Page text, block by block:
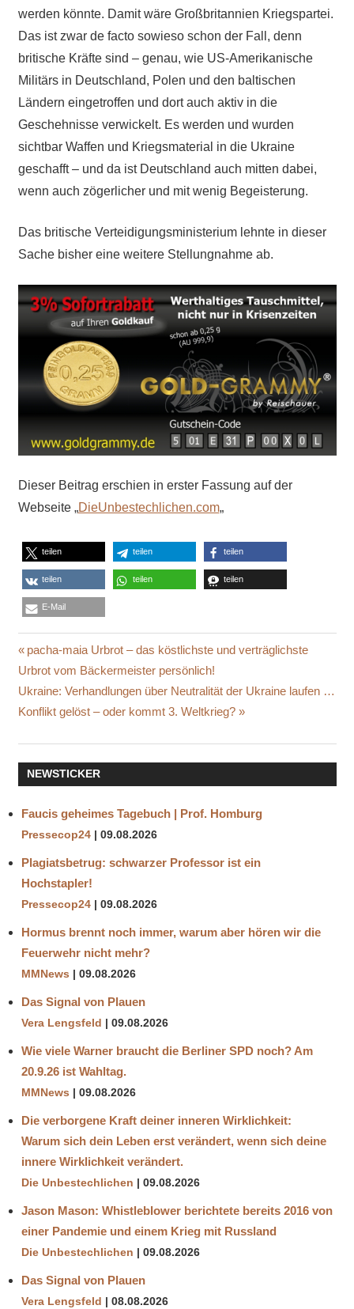
werden könnte. Damit wäre Großbritannien Kriegspartei.
Das ist zwar de facto sowieso schon der Fall, denn
britische Kräfte sind – genau, wie US-Amerikanische
Militärs in Deutschland, Polen und den baltischen
Ländern eingetroffen und dort auch aktiv in die
Geschehnisse verwickelt. Es werden und wurden
sichtbar Waffen und Kriegsmaterial in die Ukraine
geschafft – und da ist Deutschland auch mitten dabei,
wenn auch zögerlicher und mit wenig Begeisterung.
Das britische Verteidigungsministerium lehnte in dieser
Sache bisher eine weitere Stellungnahme ab.
Dieser Beitrag erschien in erster Fassung auf der
Webseite „DieUnbestechlichen.com„
teilen teilen teilen
teilen teilen teilen
E-Mail
AUSBILDUNGSLAGER
HANDY
RUSSISCHER
SBS
UKRAINE
Beitragsnavigation
Vorheriger
Beitrag:
pacha-maia Urbrot – das köstlichste und verträglichste
Urbrot vom Bäckermeister persönlich!
Nächster
Beitrag:
Ukraine: Verhandlungen über Neutralität der Ukraine laufen …
Konflikt gelöst – oder kommt 3. Weltkrieg?
NEWSTICKER
Faucis geheimes Tagebuch | Prof. Homburg
Pressecop24 09.08.2026
Plagiatsbetrug: schwarzer Professor ist ein
Hochstapler!
Pressecop24 09.08.2026
Hormus brennt noch immer, warum aber hören wir die
Feuerwehr nicht mehr?
MMNews 09.08.2026
Das Signal von Plauen
Vera Lengsfeld 09.08.2026
Wie viele Warner braucht die Berliner SPD noch? Am
20.9.26 ist Wahltag.
MMNews 09.08.2026
Die verborgene Kraft deiner inneren Wirklichkeit:
Warum sich dein Leben erst verändert, wenn sich deine
innere Wirklichkeit verändert.
Die Unbestechlichen 09.08.2026
Jason Mason: Whistleblower berichtete bereits 2016 von
einer Pandemie und einem Krieg mit Russland
Die Unbestechlichen 09.08.2026
Das Signal von Plauen
Vera Lengsfeld 08.08.2026